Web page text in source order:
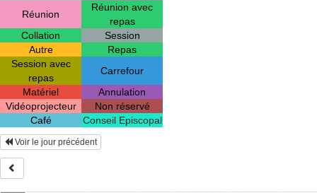
Réunion
Réunion avec
repas
Collation
Session
Autre
Repas
Session avec
repas
Carrefour
Matériel
Annulation
Vidéoprojecteur
Non réservé
Café
Conseil Episcopal
Voir le jour précédent